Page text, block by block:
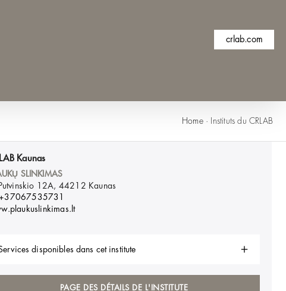
crlab.com
Home · Instituts du CRLAB
Kaunas
SLINKIMAS
12A, 44212 Kaunas
+37067535731
disponibles dans cet institute
PAGE DES DÉTAILS DE L'INSTITUTE